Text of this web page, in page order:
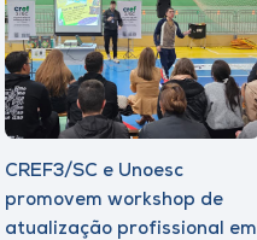
CREF3/SC e Unoesc
promovem workshop de
atualização profissional em